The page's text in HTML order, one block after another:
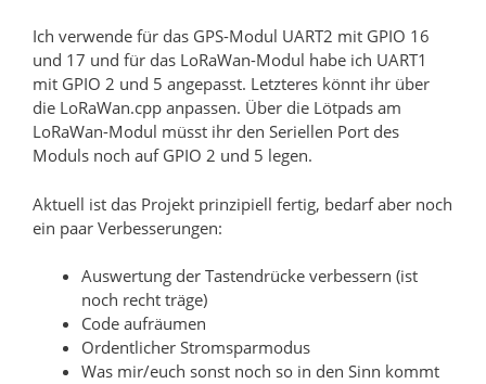
Ich verwende für das GPS-Modul UART2 mit GPIO 16
und 17 und für das LoRaWan-Modul habe ich UART1
mit GPIO 2 und 5 angepasst. Letzteres könnt ihr über
die LoRaWan.cpp anpassen. Über die Lötpads am
LoRaWan-Modul müsst ihr den Seriellen Port des
Moduls noch auf GPIO 2 und 5 legen.
Aktuell ist das Projekt prinzipiell fertig, bedarf aber noch
ein paar Verbesserungen:
Auswertung der Tastendrücke verbessern (ist
noch recht träge)
Code aufräumen
Ordentlicher Stromsparmodus
Was mir/euch sonst noch so in den Sinn kommt